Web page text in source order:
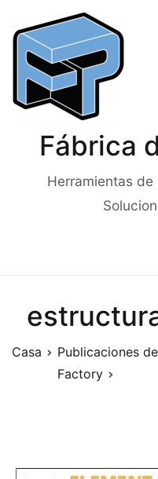
contenido
Fábrica
Herramientas de
Casa
Publicaciones
Factory